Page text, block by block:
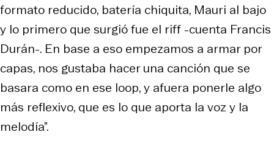
formato reducido, batería chiquita, Mauri al bajo
y lo primero que surgió fue el riff -cuenta Francis
Durán-. En base a eso empezamos a armar por
capas, nos gustaba hacer una canción que se
basara como en ese loop, y afuera ponerle algo
más reflexivo, que es lo que aporta la voz y la
melodía”.